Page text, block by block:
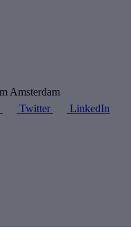
Amsterdam
Twitter LinkedIn